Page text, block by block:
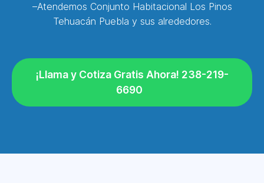
–Atendemos Conjunto Habitacional Los Pinos
Tehuacán Puebla y sus alrededores.
¡Llama y Cotiza Gratis Ahora! 238-219-
6690